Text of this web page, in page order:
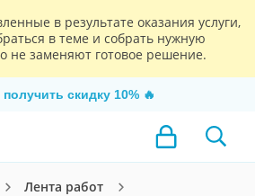
в результате оказания услуги,
в теме и собрать нужную
не заменяют готовое решение.
скидку 10% 🔥
Лента работ